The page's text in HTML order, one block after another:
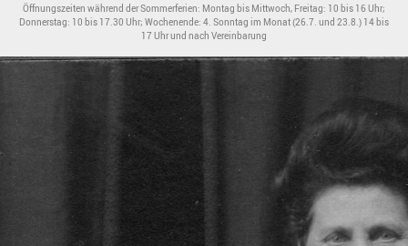
Öffnungszeiten während der Sommerferien: Montag bis Mittwoch, Freitag: 10 bis 16 Uhr;
Donnerstag: 10 bis 17.30 Uhr; Wochenende: 4. Sonntag im Monat (26.7. und 23.8.) 14 bis
17 Uhr und nach Vereinbarung